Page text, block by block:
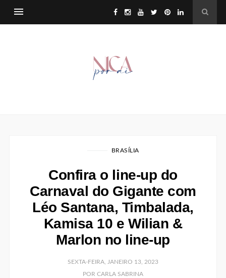
BRASÍLIA
Confira o line-up do
Carnaval do Gigante com
Léo Santana, Timbalada,
Kamisa 10 e Wilian &
Marlon no line-up
SEXTA-FEIRA, JANEIRO 13, 2023
POR CARLA SABRINA